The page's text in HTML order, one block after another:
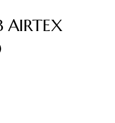
AIRTEX